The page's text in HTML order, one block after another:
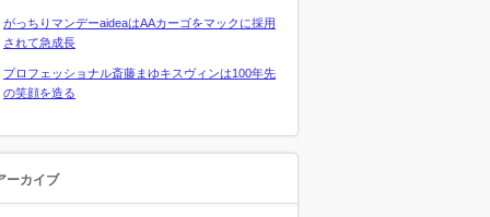
がっちりマンデーaideaはAAカーゴをマックに採用
されて急成長
プロフェッショナル斎藤まゆキスヴィンは100年先
の笑顔を造る
ーカイブ